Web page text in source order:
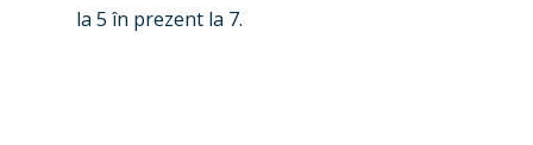
la 5 în prezent la 7.